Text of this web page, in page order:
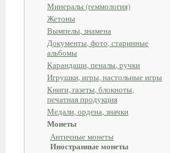
Минералы (геммология)
Жетоны
Вымпелы, знамена
Документы, фото, старинные
альбомы
Карандаши, пеналы, ручки
Игрушки, игры, настольные игры
Книги, газеты, блокноты,
печатная продукция
Медали, ордена, значки
Монеты
Античные монеты
Иностранные монеты